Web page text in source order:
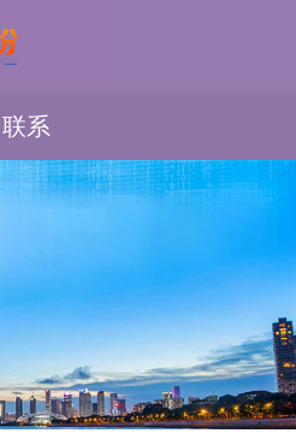
联系